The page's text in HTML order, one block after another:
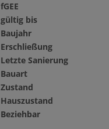
fGEE
gültig bis
Baujahr
Erschließung
Letzte Sanierung
Bauart
Zustand
Hauszustand
Beziehbar